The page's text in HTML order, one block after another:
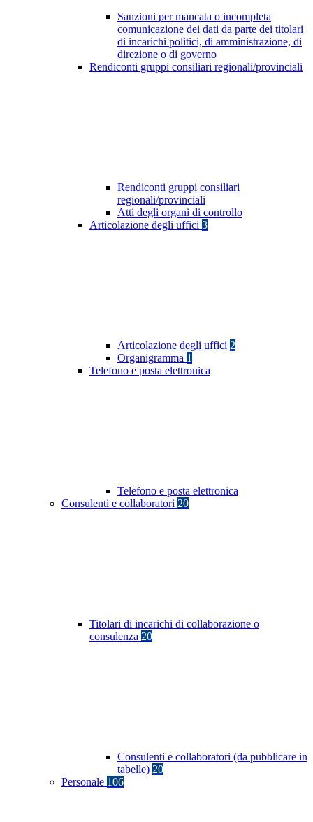
Sanzioni per mancata o incompleta
comunicazione dei dati da parte dei titolari
di incarichi politici, di amministrazione, di
direzione o di governo
Rendiconti gruppi consiliari regionali/provinciali
Rendiconti gruppi consiliari
regionali/provinciali
Atti degli organi di controllo
Articolazione degli uffici 3
Articolazione degli uffici 2
Organigramma 1
Telefono e posta elettronica
Telefono e posta elettronica
Consulenti e collaboratori 20
Titolari di incarichi di collaborazione o
consulenza 20
Consulenti e collaboratori (da pubblicare in
tabelle) 20
Personale 106